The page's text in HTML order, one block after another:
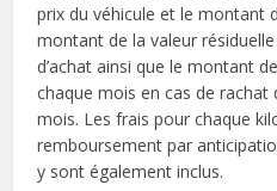
prix du véhicule et le montant
montant de la valeur résiduelle
d’achat ainsi que le montant
chaque mois en cas de rachat
mois. Les frais pour chaque
remboursement par
y sont également inclus.